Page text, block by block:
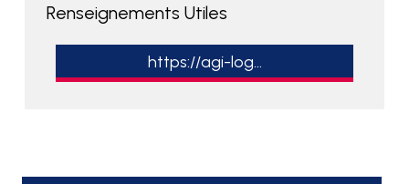
Renseignements Utiles
https://agi-log...